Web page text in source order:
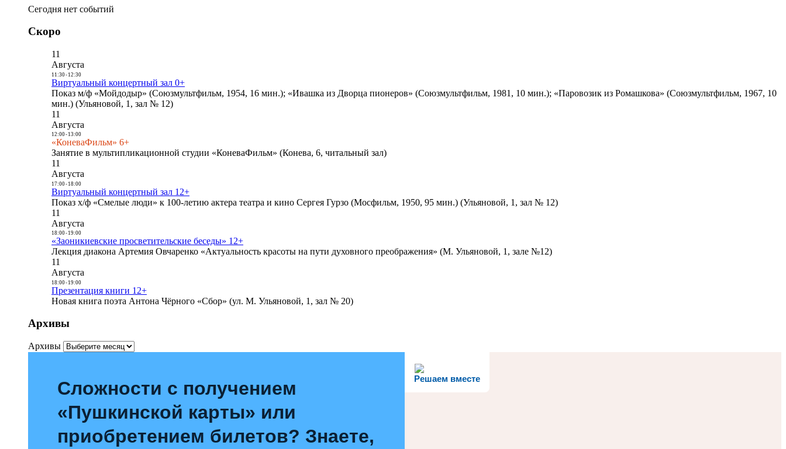
Сегодня нет событий
Скоро
11
Августа
11:30- 12:30
Виртуальный концертный зал 0+
Показ м/ф «Мойдодыр» (Союзмультфильм, 1954, 16 мин.); «Ивашка из Дворца пионеров» (Союзмультфильм, 1981, 10 мин.); «Паровозик из Ромашкова» (Союзмультфильм, 1967, 10
мин.) (Ульяновой, 1, зал № 12)
11
Августа
12:00- 13:00
«КоневаФильм» 6+
Занятие в мультипликационной студии «КоневаФильм» (Конева, 6, читальный зал)
11
Августа
17:00- 18:00
Виртуальный концертный зал 12+
Показ х/ф «Смелые люди» к 100-летию актера театра и кино Сергея Гурзо (Мосфильм, 1950, 95 мин.) (Ульяновой, 1, зал № 12)
11
Августа
18:00- 19:00
«Заоникиевские просветительские беседы» 12+
Лекция диакона Артемия Овчаренко «Актуальность красоты на пути духовного преображения» (М. Ульяновой, 1, зале №12)
11
Августа
18:00- 19:00
Презентация книги 12+
Новая книга поэта Антона Чёрного «Сбор» (ул. М. Ульяновой, 1, зал № 20)
Архивы
Архивы
Решаем вместе
Сложности с получением
«Пушкинской карты» или
приобретением билетов? Знаете,